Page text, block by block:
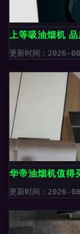
上等吸油烟机
更新时间：2026-
华帝油烟机值得
更新时间：2026-